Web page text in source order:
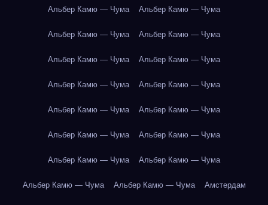
Альбер Камю — Чума Альбер Камю — Чума
Альбер Камю — Чума Альбер Камю — Чума
Альбер Камю — Чума Альбер Камю — Чума
Альбер Камю — Чума Альбер Камю — Чума
Альбер Камю — Чума Альбер Камю — Чума
Альбер Камю — Чума Альбер Камю — Чума
Альбер Камю — Чума Альбер Камю — Чума
Альбер Камю — Чума Альбер Камю — Чума Амстердам